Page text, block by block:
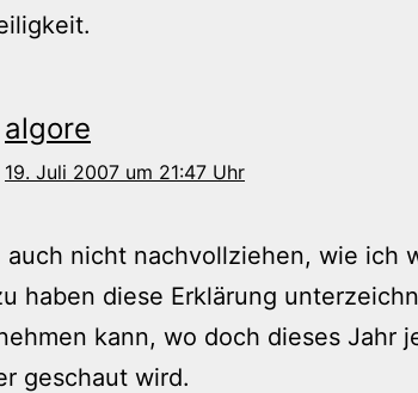
algore
19. Juli 2007 um 21:47 Uhr
auch nicht nachvollziehen, wie ich
haben diese Erklärung
kann, wo doch dieses Jahr
geschaut wird.